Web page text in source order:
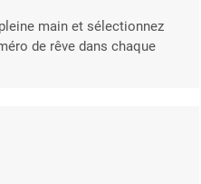
main et sélectionnez
de rêve dans chaque